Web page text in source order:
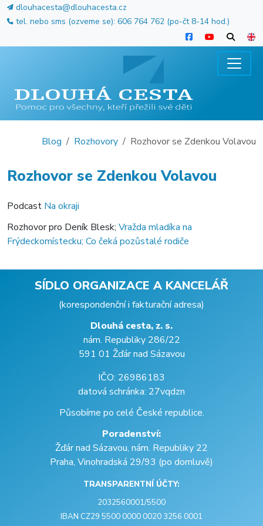
dlouhacesta@dlouhacesta.cz
tel. nebo sms (ozveme se): 606 764 762 (po-čt 8-14 hod.)
Blog Rozhovory Rozhovor se Zdenkou Volavou
Rozhovor se Zdenkou Volavou
Podcast Na okraji
Rozhovor pro Deník Blesk; Vražda mladíka na
Frýdeckomístecku; Co čeká pozůstalé rodiče
SÍDLO ORGANIZACE A KANCELÁŘ
(korespondenční i fakturační adresa)
Dlouhá cesta, z. s.
nám. Republiky 286/22
591 01 Žďár nad Sázavou
IČO: 26986183
datová schránka: 27vqdzn
Působíme po celé České republice.
Poradenství:
Žďár nad Sázavou, nám. Republiky 22
Praha, Vinohradská 29/93 (po domluvě)
TRANSPARENTNÍ ÚČTY:
2032560001/5500
IBAN CZ29 5500 0000 0020 3256 0001